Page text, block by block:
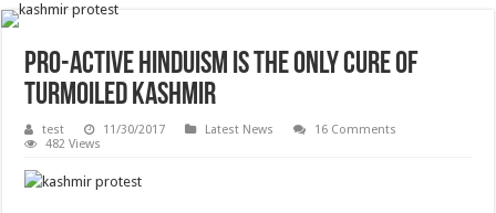
Pro-Active Hinduism is the only cure of
turmoiled Kashmir
test 11/30/2017 Latest News
16 Comments
482 Views